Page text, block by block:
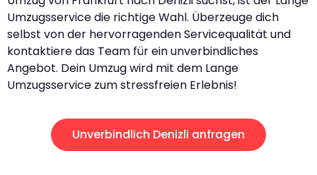
Umzugsservice die richtige Wahl. Überzeuge dich
selbst von der hervorragenden Servicequalität und
kontaktiere das Team für ein unverbindliches
Angebot. Dein Umzug wird mit dem Lange
Umzugsservice zum stressfreien Erlebnis!
Unverbindlich Denizli anfragen